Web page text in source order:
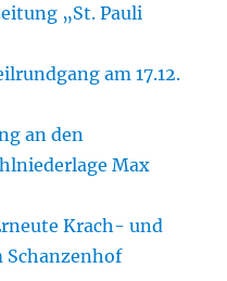
„St. Pauli
am 17.12.
an den
Max
Krach- und
Schanzenhof